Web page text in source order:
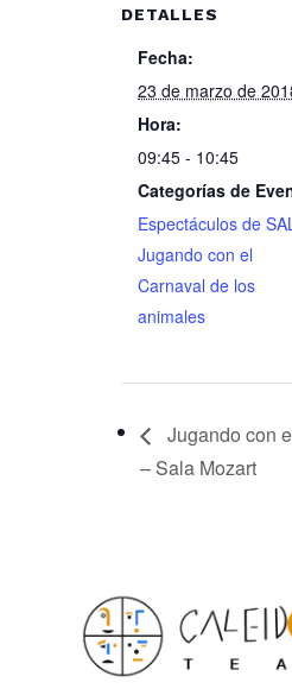
DETALLES
Fecha:
23 de marzo de
Hora:
09:45 - 10:45
Categorías de
Espectáculos de
Jugando con el
Carnaval de los
animales
Jugando con
– Sala Mozart